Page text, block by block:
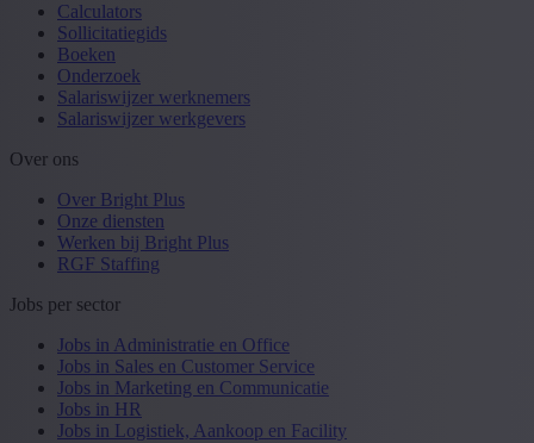
Calculators
Sollicitatiegids
Boeken
Onderzoek
Salariswijzer werknemers
Salariswijzer werkgevers
Over ons
Over Bright Plus
Onze diensten
Werken bij Bright Plus
RGF Staffing
Jobs per sector
Jobs in Administratie en Office
Jobs in Sales en Customer Service
Jobs in Marketing en Communicatie
Jobs in HR
Jobs in Logistiek, Aankoop en Facility